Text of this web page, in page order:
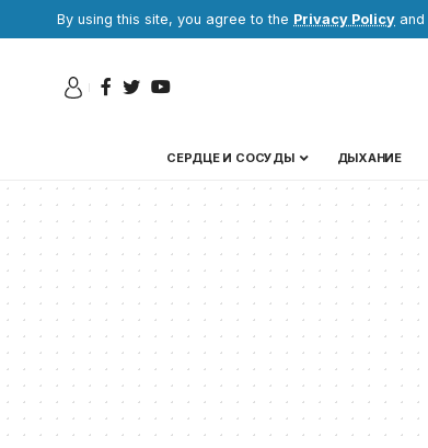
By using this site, you agree to the Privacy Policy and
СЕРДЦЕ И СОСУДЫ ДЫХАНИЕ